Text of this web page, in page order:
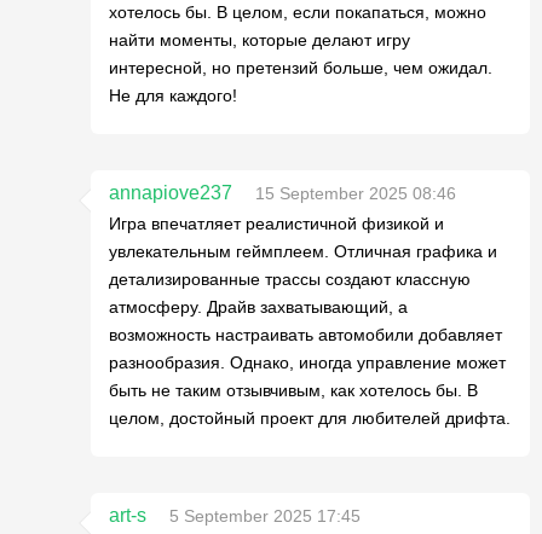
хотелось бы. В целом, если покапаться, можно
найти моменты, которые делают игру
интересной, но претензий больше, чем ожидал.
Не для каждого!
annapiove237
15 September 2025 08:46
Игра впечатляет реалистичной физикой и
увлекательным геймплеем. Отличная графика и
детализированные трассы создают классную
атмосферу. Драйв захватывающий, а
возможность настраивать автомобили добавляет
разнообразия. Однако, иногда управление может
быть не таким отзывчивым, как хотелось бы. В
целом, достойный проект для любителей дрифта.
art-s
5 September 2025 17:45